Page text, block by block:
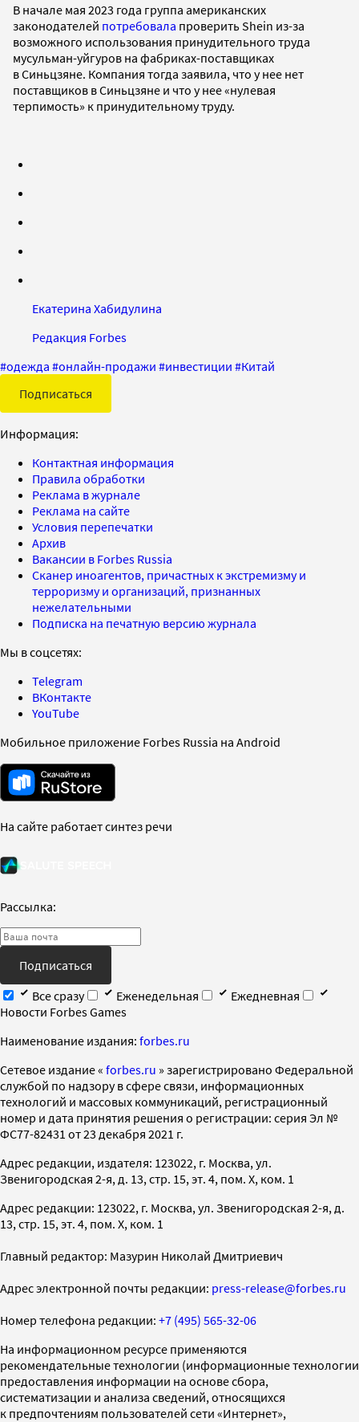
В начале мая 2023 года группа американских
законодателей потребовала проверить Shein из-за
возможного использования принудительного труда
мусульман-уйгуров на фабриках-поставщиках
в Синьцзяне. Компания тогда заявила, что у нее нет
поставщиков в Синьцзяне и что у нее «нулевая
терпимость» к принудительному труду.
Екатерина Хабидулина
Редакция Forbes
#одежда #онлайн-продажи #инвестиции #Китай
Подписаться
Информация:
Контактная информация
Правила обработки
Реклама в журнале
Реклама на сайте
Условия перепечатки
Архив
Вакансии в Forbes Russia
Сканер иноагентов, причастных к экстремизму и
терроризму и организаций, признанных
нежелательными
Подписка на печатную версию журнала
Мы в соцсетях:
Telegram
ВКонтакте
YouTube
Мобильное приложение Forbes Russia на Android
На сайте работает синтез речи
Рассылка:
Подписаться
Все сразу
Еженедельная
Ежедневная
Новости Forbes Games
Наименование издания: forbes.ru
Cетевое издание « forbes.ru » зарегистрировано Федеральной
службой по надзору в сфере связи, информационных
технологий и массовых коммуникаций, регистрационный
номер и дата принятия решения о регистрации: серия Эл №
ФС77-82431 от 23 декабря 2021 г.
Адрес редакции, издателя: 123022, г. Москва, ул.
Звенигородская 2-я, д. 13, стр. 15, эт. 4, пом. X, ком. 1
Адрес редакции: 123022, г. Москва, ул. Звенигородская 2-я, д.
13, стр. 15, эт. 4, пом. X, ком. 1
Главный редактор: Мазурин Николай Дмитриевич
Адрес электронной почты редакции: press-release@forbes.ru
Номер телефона редакции: +7 (495) 565-32-06
На информационном ресурсе применяются
рекомендательные технологии (информационные технологии
предоставления информации на основе сбора,
систематизации и анализа сведений, относящихся
к предпочтениям пользователей сети «Интернет»,